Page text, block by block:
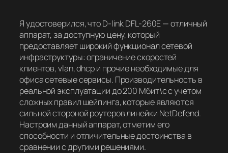
Я удостоверился, что D-link DFL-260E — отличный
аппарат, за доступную цену, который
предоставляет широкий функционал сетевой
инфраструктуры: ограничение скоростей
клиентов, vlan, dhcp и прочие необходимые для
офиса сетевые сервисы. Производительность в
реальной эксплуатации до 200 Мбит\с с учетом
сложных правил шейпинга, которые являются
сильной стороной роутеров линейки NetDefend.
Настроим данный аппарат, отметим его
способности и отличительные достоинства в
сравнении с другими решениями.